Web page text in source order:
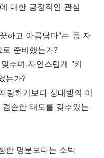
대한 긍정적인 관심
하고 아름답다"는 등 자
준비했는가?
추며 자연스럽게 "키
는가?
랑하기보다 상대방의 이
손한 태도를 갖추었는
한 명분보다는 소박